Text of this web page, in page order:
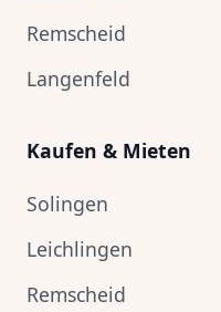
Remscheid
Langenfeld
Kaufen & Mieten
Solingen
Leichlingen
Remscheid